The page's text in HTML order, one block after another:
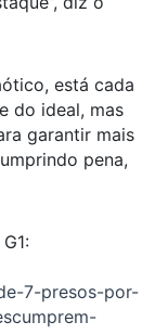
está cada
do ideal, mas
garantir mais
pena,
7-presos-por-